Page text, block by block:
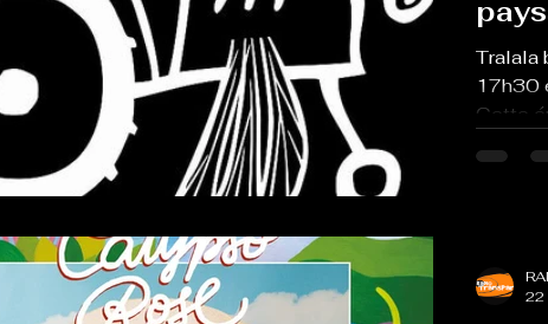
Tralala
17h30
Cette
22